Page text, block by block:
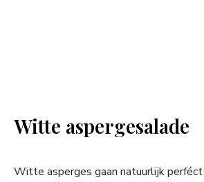
Witte aspergesalade
Witte asperges gaan natuurlijk perféct